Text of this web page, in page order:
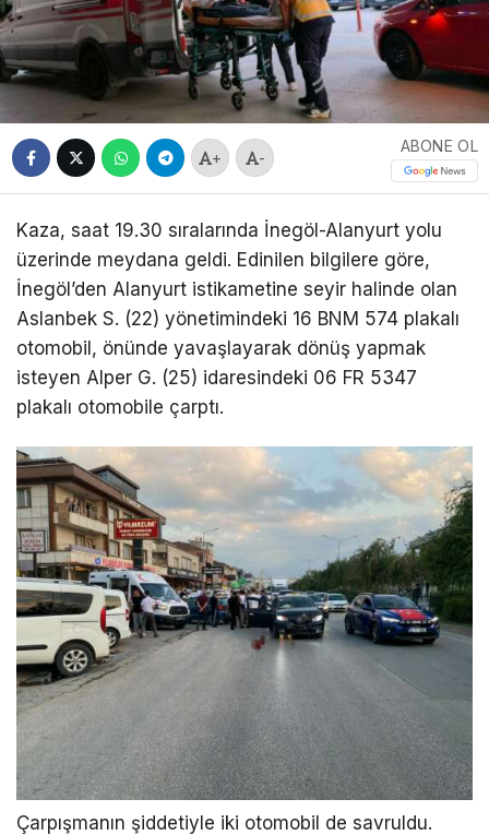
+ -
ABONE OL
Kaza, saat 19.30 sıralarında İnegöl-Alanyurt yolu
üzerinde meydana geldi. Edinilen bilgilere göre,
İnegöl’den Alanyurt istikametine seyir halinde olan
Aslanbek S. (22) yönetimindeki 16 BNM 574 plakalı
otomobil, önünde yavaşlayarak dönüş yapmak
isteyen Alper G. (25) idaresindeki 06 FR 5347
plakalı otomobile çarptı.
Çarpışmanın şiddetiyle iki otomobil de savruldu.